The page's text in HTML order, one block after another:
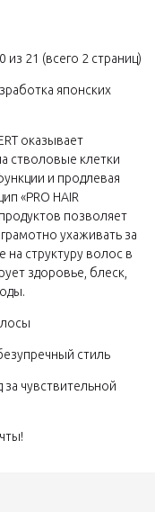
из 21 (всего 2 страниц)
японских
оказывает
стволовые клетки
и продлевая
«PRO HAIR
позволяет
ухаживать за
структуру волос в
здоровье, блеск,
стиль
за чувствительной